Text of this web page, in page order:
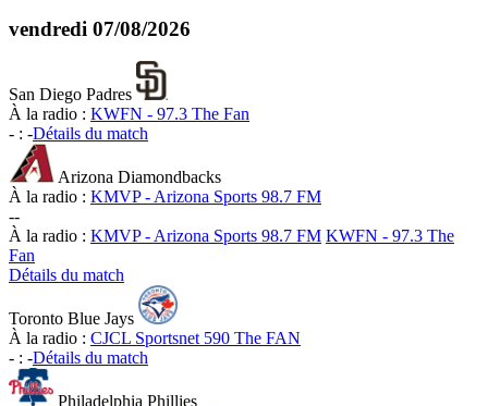
vendredi 07/08/2026
San Diego Padres
À la radio : KWFN - 97.3 The Fan
- : -Détails du match
Arizona Diamondbacks
À la radio : KMVP - Arizona Sports 98.7 FM
--
À la radio : KMVP - Arizona Sports 98.7 FM KWFN - 97.3 The
Fan
Détails du match
Toronto Blue Jays
À la radio : CJCL Sportsnet 590 The FAN
- : -Détails du match
Philadelphia Phillies